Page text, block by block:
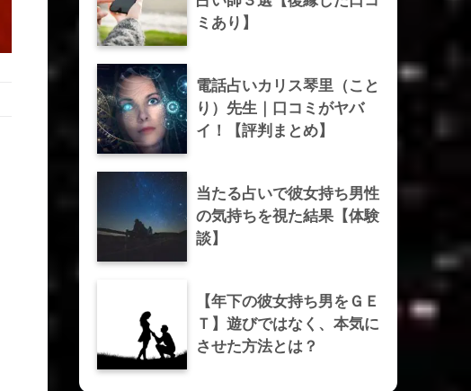
ミあり】
電話占いカリス琴里（こと
り）先生｜口コミがヤバ
イ！【評判まとめ】
当たる占いで彼女持ち男性
の気持ちを視た結果【体験
談】
【年下の彼女持ち男をＧＥ
Ｔ】遊びではなく、本気に
させた方法とは？